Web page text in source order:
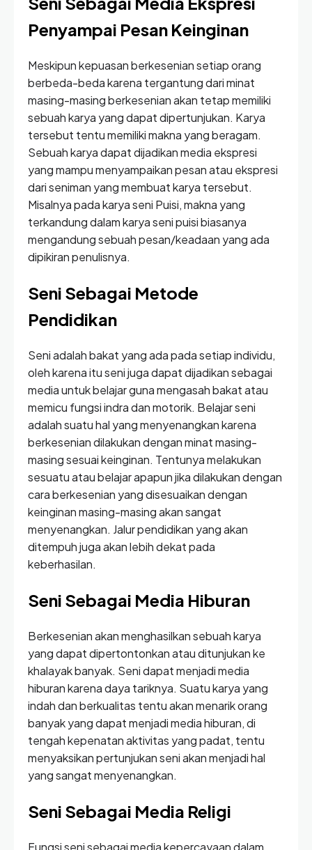
Penyampai Pesan Keinginan
Meskipun kepuasan berkesenian setiap orang
berbeda-beda karena tergantung dari minat
masing-masing berkesenian akan tetap memiliki
sebuah karya yang dapat dipertunjukan. Karya
tersebut tentu memiliki makna yang beragam.
Sebuah karya dapat dijadikan media ekspresi
yang mampu menyampaikan pesan atau ekspresi
dari seniman yang membuat karya tersebut.
Misalnya pada karya seni Puisi, makna yang
terkandung dalam karya seni puisi biasanya
mengandung sebuah pesan/keadaan yang ada
dipikiran penulisnya.
Seni Sebagai Metode
Pendidikan
Seni adalah bakat yang ada pada setiap individu,
oleh karena itu seni juga dapat dijadikan sebagai
media untuk belajar guna mengasah bakat atau
memicu fungsi indra dan motorik. Belajar seni
adalah suatu hal yang menyenangkan karena
berkesenian dilakukan dengan minat masing-
masing sesuai keinginan. Tentunya melakukan
sesuatu atau belajar apapun jika dilakukan dengan
cara berkesenian yang disesuaikan dengan
keinginan masing-masing akan sangat
menyenangkan. Jalur pendidikan yang akan
ditempuh juga akan lebih dekat pada
keberhasilan.
Seni Sebagai Media Hiburan
Berkesenian akan menghasilkan sebuah karya
yang dapat dipertontonkan atau ditunjukan ke
khalayak banyak. Seni dapat menjadi media
hiburan karena daya tariknya. Suatu karya yang
indah dan berkualitas tentu akan menarik orang
banyak yang dapat menjadi media hiburan, di
tengah kepenatan aktivitas yang padat, tentu
menyaksikan pertunjukan seni akan menjadi hal
yang sangat menyenangkan.
Seni Sebagai Media Religi
Fungsi seni sebagai media kepercayaan dalam